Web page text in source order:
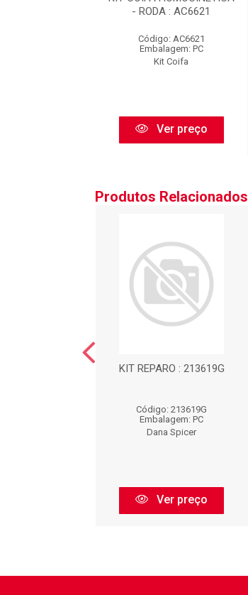
- RODA : AC6621
Código: AC6621
Embalagem: PC
Kit Coifa
Ver preço
Produtos Relacionados
KIT REPARO : 213619G
Código: 213619G
Embalagem: PC
Dana Spicer
Ver preço